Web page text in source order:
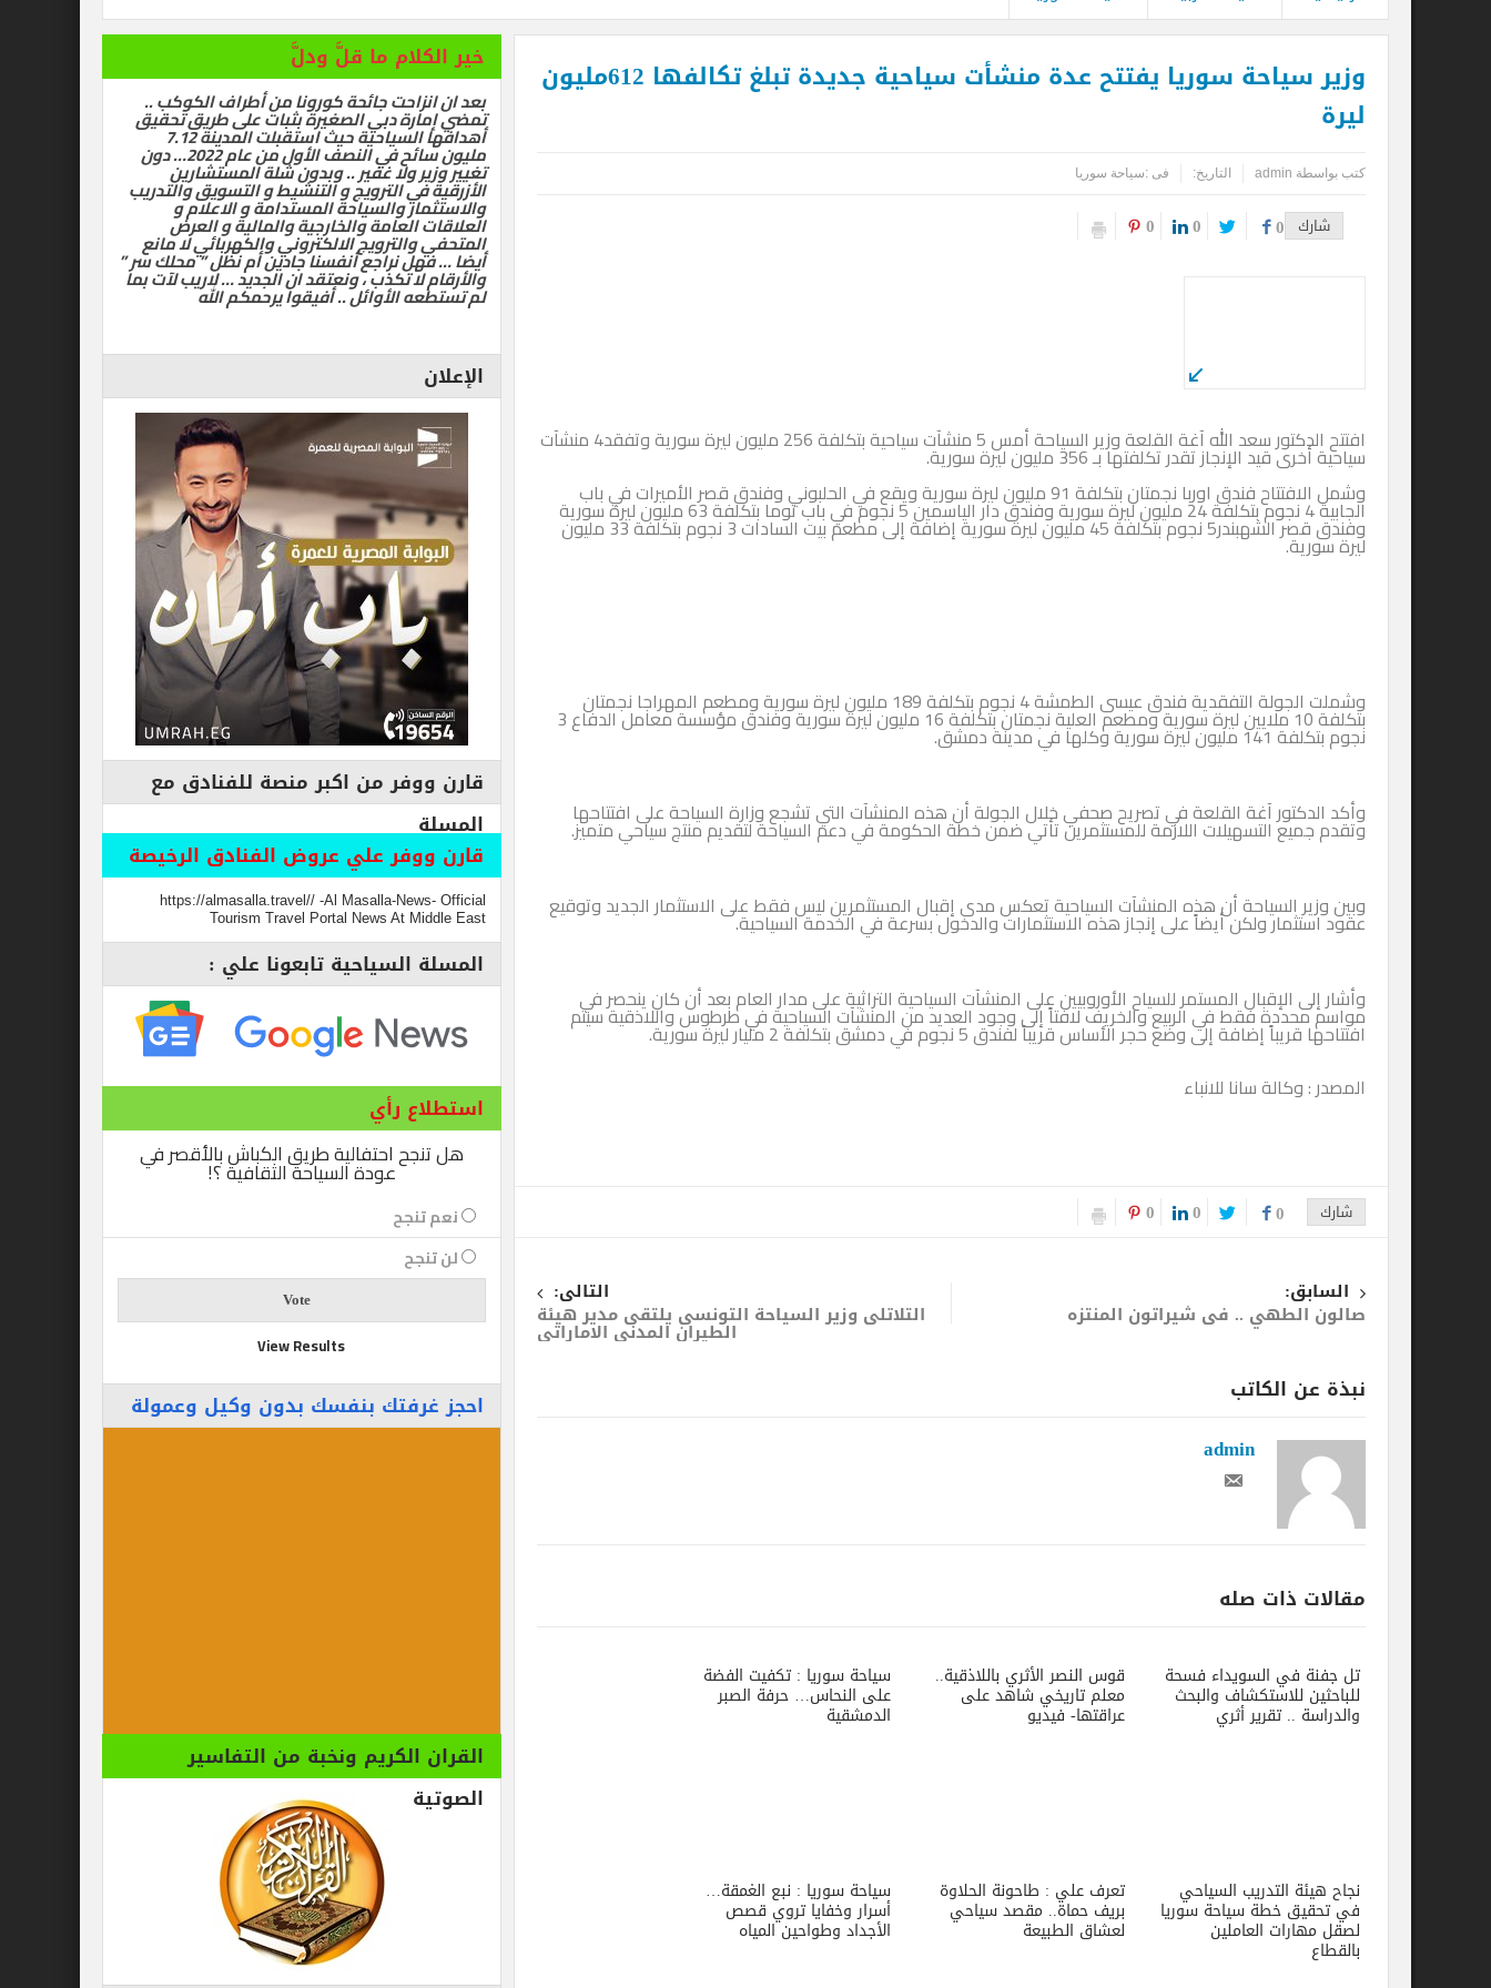
وزير سياحة سوريا يفتتح عدة منشأت سياحية جديدة تبلغ تكالفها 612مليون
admin التاريخ: فى :سياحة سوريا
0
0
افتتح الدكتور سعد الله آغة القلعة وزير السياحة أمس 5 منشآت سياحية بتكلفة 256 مليون ليرة سورية وتفقد4 منشآت
سياحية أخرى قيد الإنجاز تقدر تكلفتها بـ 356 مليون ليرة سورية.
وشمل الافتتاح فندق اوربا نجمتان بتكلفة 91 مليون ليرة سورية ويقع في الحلبوني وفندق قصر الأميرات في باب
الجابية 4 نجوم بتكلفة 24 مليون ليرة سورية وفندق دار الياسمين 5 نجوم في باب توما بتكلفة 63 مليون ليرة سورية
وفندق قصر الشهبندر5 نجوم بتكلفة 45 مليون ليرة سورية إضافة إلى مطعم بيت السادات 3 نجوم بتكلفة 33 مليون
ليرة سورية.
وشملت الجولة التفقدية فندق عيسى الطمشة 4 نجوم بتكلفة 189 مليون ليرة سورية ومطعم المهراجا نجمتان
بتكلفة 10 ملايين ليرة سورية ومطعم العلية نجمتان بتكلفة 16 مليون ليرة سورية وفندق مؤسسة معامل الدفاع 3
نجوم بتكلفة 141 مليون ليرة سورية وكلها في مدينة دمشق.
وأكد الدكتور آغة القلعة في تصريح صحفي خلال الجولة أن هذه المنشآت التي تشجع وزارة السياحة على افتتاحها
وتقدم جميع التسهيلات اللازمة للمستثمرين تأتي ضمن خطة الحكومة في دعم السياحة لتقديم منتج سياحي متميز.
وبين وزير السياحة أن هذه المنشآت السياحية تعكس مدى إقبال المستثمرين ليس فقط على الاستثمار الجديد وتوقيع
عقود استثمار ولكن أيضاً على إنجاز هذه الاستثمارات والدخول بسرعة في الخدمة السياحية.
وأشار إلى الإقبال المستمر للسياح الأوروبيين على المنشآت السياحية التراثية على مدار العام بعد أن كان ينحصر في
مواسم محددة فقط في الربيع والخريف لافتاً إلى وجود العديد من المنشآت السياحية في طرطوس واللاذقية سيتم
افتتاحها قريباً إضافة إلى وضع حجر الأساس قريباً لفندق 5 نجوم في دمشق بتكلفة 2 مليار ليرة سورية.
المصدر : وكالة سانا للانباء
0
0
0
السابق:
صالون الطهي .. فى شيراتون المنتزه التلاتلى وزير السياحة التونسى يلتقى مدير هيئة
الطيران المدنى الاماراتى
نبذة عن الكاتب
admin
مقالات ذات صله
تل جفنة في السويداء فسحة
للباحثين للاستكشاف والبحث
والدراسة .. تقرير أثري
قوس النصر الأثري باللاذقية..
معلم تاريخي شاهد على
عراقتها- فيديو
سياحة سوريا : تكفيت الفضة
على النحاس… حرفة الصبر
نجاح هيئة التدريب السياحي
في تحقيق خطة سياحة سوريا
لصقل مهارات العاملين
تعرف علي : طاحونة الحلاوة
بريف حماة.. مقصد سياحي
لعشاق الطبيعة
سياحة سوريا : نبع الغمقة…
أسرار وخفايا تروي قصص
الأجداد وطواحين المياه
خير الكلام ما قلَّ ودلَّ
بعد ان انزاحت جائحة كورونا من أطراف الكوكب ..
تمضي إمارة دبي الصغيرة بثبات على طريق تحقيق
أهدافها السياحية حيث استقبلت المدينة 7.12
مليون سائح في النصف الأول من عام 2022… دون
تغيير وزير ولا غفير .. وبدون شلة المستشارين
الأزرقية في الترويج و التنشيط و التسويق والتدريب
والاستثمار والسياحة المستدامة و الاعلام و
العلاقات العامة والخارجية والمالية و العرض
المتحفي والترويج الالكتروني والكهربائي لا مانع
أيضا … فهل نراجع أنفسنا جادين أم نظل ” محلك سر ”
والأرقام لا تكذب ، ونعتقد ان الجديد … لاريب لآت بما
لم تستطعه الأوائل .. أفيقوا يرحمكم الله
قارن ووفر من اكبر منصة للفنادق مع
المسلة
قارن ووفر علي عروض الفنادق الرخيصة
https://almasalla.travel// -Al Masalla-News- Official
Tourism Travel Portal News At Middle East
المسلة السياحية تابعونا علي :
استطلاع رأي
هل تنجح احتفالية طريق الكباش بالأقصر في
عودة السياحة الثقافية ؟!
نعم تنجح
View Results
احجز غرفتك بنفسك بدون وكيل وعمولة
القران الكريم ونخبة من التفاسير